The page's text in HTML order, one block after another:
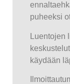
puheeksi
Luentojen
käydään